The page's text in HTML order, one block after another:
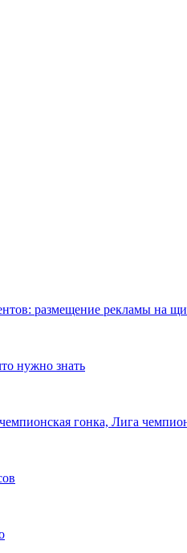
размещение рекламы на
нужно знать
гонка, Лига